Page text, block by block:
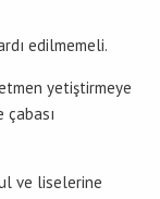
edilmemeli.
yetiştirmeye
çabası
ve liselerine